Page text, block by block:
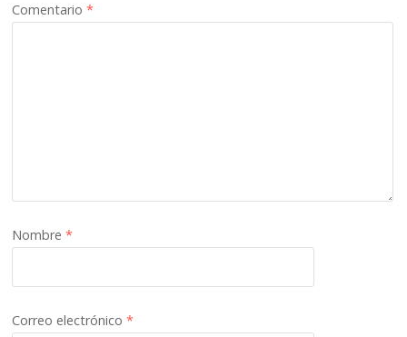
Comentario*
Nombre*
Correo electrónico*